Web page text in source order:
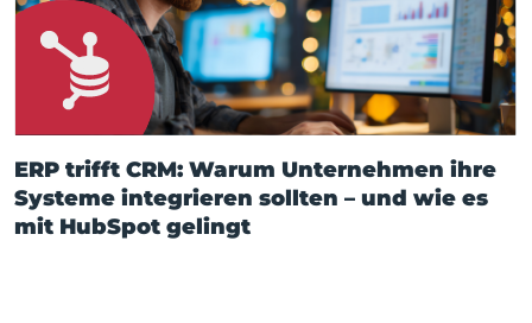
ERP trifft CRM: Warum Unternehmen ihre
Systeme integrieren sollten – und wie es
mit HubSpot gelingt